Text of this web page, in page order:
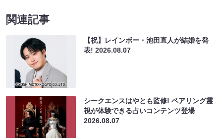
関連記事
【祝】レインボー・池田直人が結婚を発
表!2026.08.07
シークエンスはやとも監修! ペアリング霊
視が体験できる占いコンテンツ登場
2026.08.07